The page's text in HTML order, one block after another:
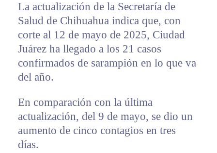
La actualización de la Secretaría de
Salud de Chihuahua indica que, con
corte al 12 de mayo de 2025, Ciudad
Juárez ha llegado a los 21 casos
confirmados de sarampión en lo que va
del año.
En comparación con la última
actualización, del 9 de mayo, se dio un
aumento de cinco contagios en tres
días.